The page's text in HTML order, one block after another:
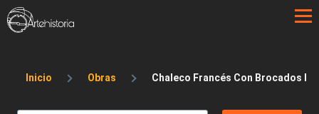
Pasar al contenido principal
Sobrescribir enlaces de ayuda a la
Inicio Obras Chaleco Francés Con Brocados